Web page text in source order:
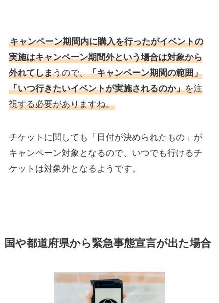
キャンペーン期間内に購入を行ったがイベントの
実施はキャンペーン期間外という場合は対象から
外れてしまうので、「キャンペーン期間の範囲」
「いつ行きたいイベントが実施されるのか」を注
視する必要がありますね。
チケットに関しても「日付が決められたもの」が
キャンペーン対象となるので、いつでも行けるチ
ケットは対象外となるようです。
国や都道府県から緊急事態宣言が出た場合